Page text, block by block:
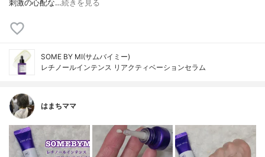
刺激の心配な…続きを見る
SOME BY MI(サムバイミー)
レチノールインテンス リアクティベーションセラム
はまちママ